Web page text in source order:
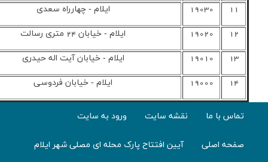
ايلام - چهارراه سعدي 08413352735
ايلام - خيابان 24 متري رسالت 08413349643 دارد
ايلام - خيابان آيت اله حيدري 08413345244 دارد
ايلام - خيابان فردوسي 08413354423
ورود به سایت
محله ای مصلی شهر ایلام